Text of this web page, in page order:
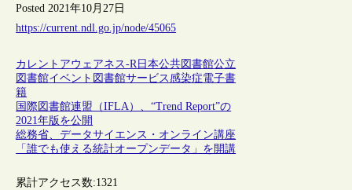
Posted 2021年10月27日
https://current.ndl.go.jp/node/45065
カレントアウェアネス-R 日本公共図書館公立
図書館イベント 図書館サービス感染症電子書
籍
国際図書館連盟（IFLA）、“Trend Report”の
2021年版を公開
総務省、データサイエンス・オンライン講座
「誰でも使える統計オープンデータ」を開講
累計アクセス数:1321